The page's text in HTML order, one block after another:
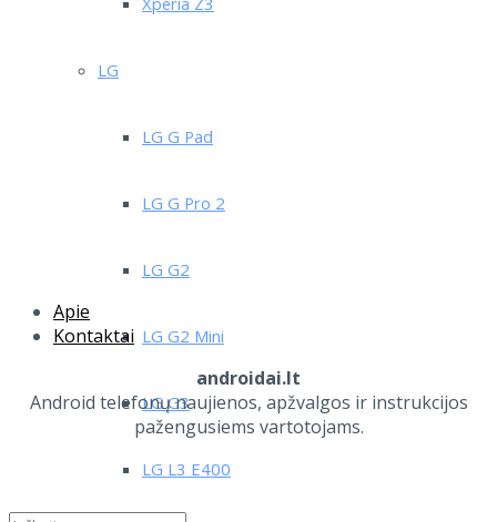
Xperia Z3
LG
LG G Pad
LG G Pro 2
LG G2
LG G2 Mini
LG G3
LG L3 E400
Apie
Kontaktai
androidai.lt
Android telefonų naujienos, apžvalgos ir instrukcijos
pažengusiems vartotojams.